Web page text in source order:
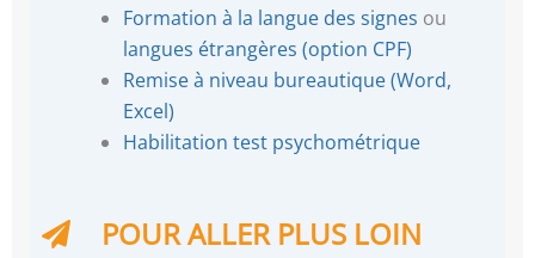
Formation à la langue des signes ou
langues étrangères (option CPF)
Remise à niveau bureautique (Word,
Excel)
Habilitation test psychométrique
POUR ALLER PLUS LOIN